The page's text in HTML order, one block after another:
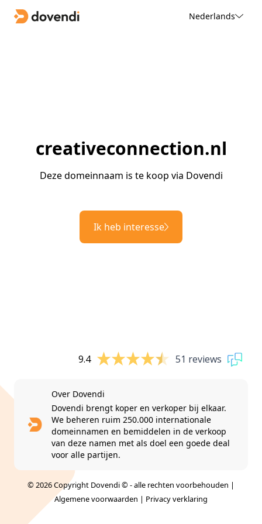
Nederlands
creativeconnection.nl
Deze domeinnaam is te koop via Dovendi
Ik heb interesse
9.4 51 reviews
Over Dovendi
Dovendi brengt koper en verkoper bij elkaar.
We beheren ruim 250.000 internationale
domeinnamen en bemiddelen in de verkoop
van deze namen met als doel een goede deal
voor alle partijen.
© 2026 Copyright Dovendi © - alle rechten voorbehouden |
Algemene voorwaarden | Privacy verklaring